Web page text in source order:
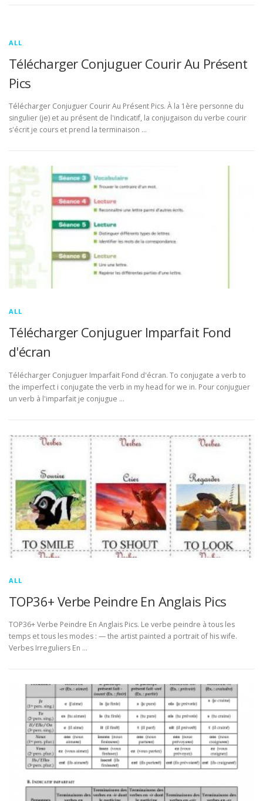
ALL
Télécharger Conjuguer Courir Au Présent
Pics
Télécharger Conjuguer Courir Au Présent Pics. À la 1ère personne du
singulier (je) et au présent de l'indicatif, la conjugaison du verbe courir
s'écrit je cours et prend la terminaison …
ALL
Télécharger Conjuguer Imparfait Fond
d'écran
Télécharger Conjuguer Imparfait Fond d'écran. To conjugate a verb to
the imperfect i conjugate the verb in my head for we in. Pour conjuguer
un verb à l'imparfait je conjugue …
ALL
TOP36+ Verbe Peindre En Anglais Pics
TOP36+ Verbe Peindre En Anglais Pics. Le verbe peindre à tous les
temps et tous les modes : — the artist painted a portrait of his wife.
Verbes Irreguliers En …